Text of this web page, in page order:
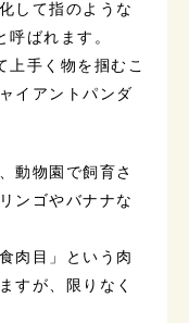
して指のような
ばれます。
手く物を掴むこ
イアントパンダ
動物園で飼育さ
ンゴやバナナな
肉目」という肉
すが、限りなく